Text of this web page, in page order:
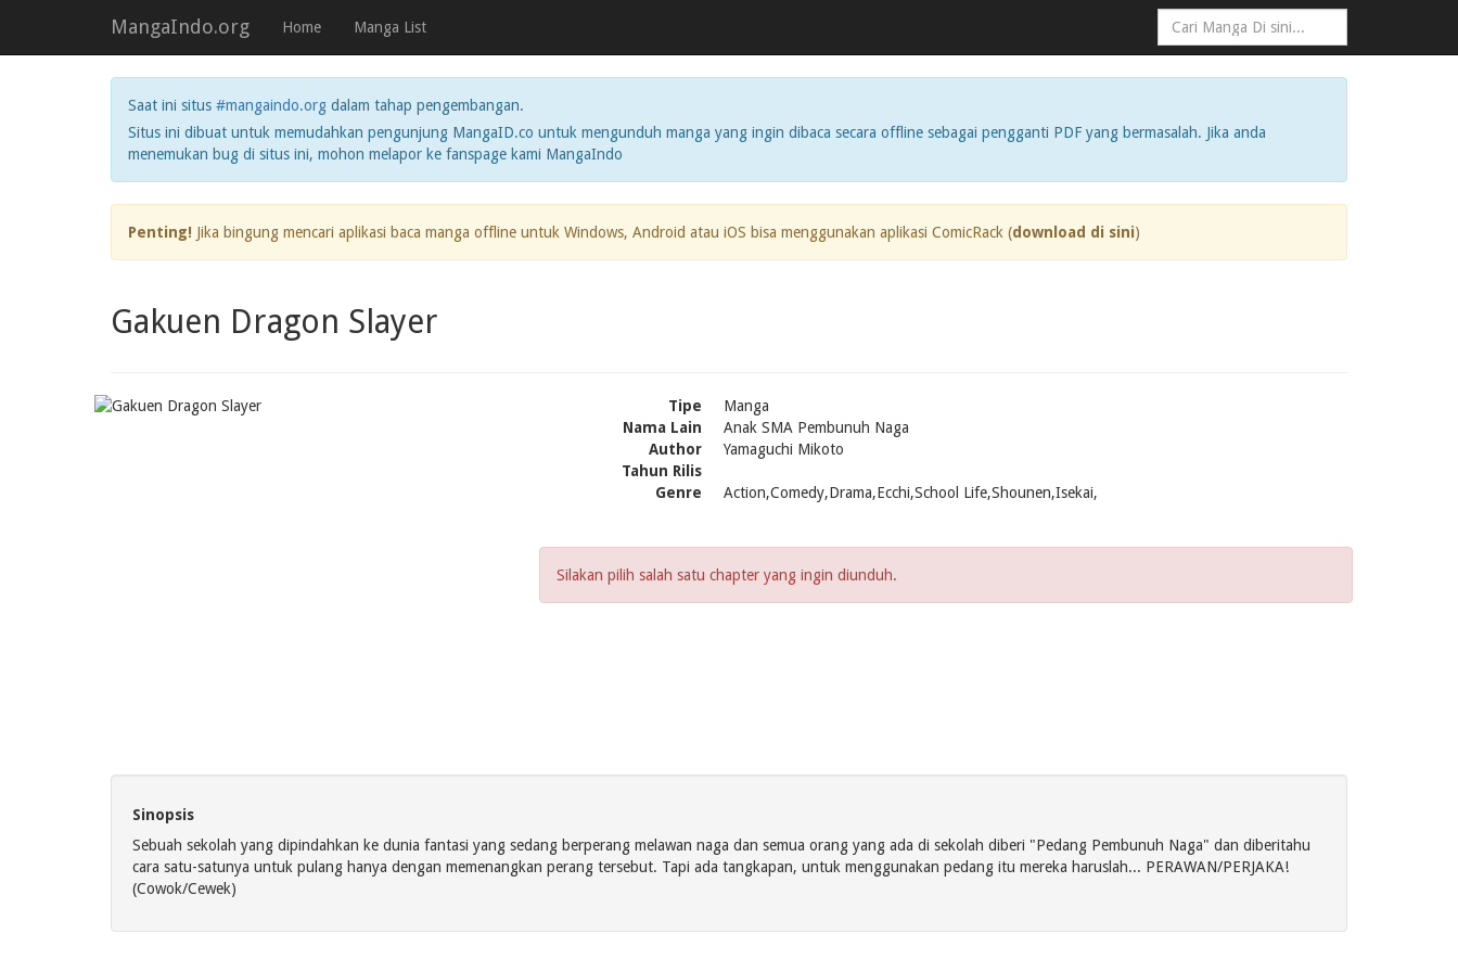
MangaIndo.org Home Manga List
Saat ini situs #mangaindo.org dalam tahap pengembangan.
Situs ini dibuat untuk memudahkan pengunjung MangaID.co untuk mengunduh manga yang ingin dibaca secara offline sebagai pengganti PDF yang bermasalah. Jika anda
menemukan bug di situs ini, mohon melapor ke fanspage kami MangaIndo
Penting! Jika bingung mencari aplikasi baca manga offline untuk Windows, Android atau iOS bisa menggunakan aplikasi ComicRack (download di sini)
Gakuen Dragon Slayer
Tipe
Manga
Nama Lain
Anak SMA Pembunuh Naga
Author
Yamaguchi Mikoto
Tahun Rilis
Genre
Action,Comedy,Drama,Ecchi,School Life,Shounen,Isekai,
Silakan pilih salah satu chapter yang ingin diunduh.
Sinopsis
Sebuah sekolah yang dipindahkan ke dunia fantasi yang sedang berperang melawan naga dan semua orang yang ada di sekolah diberi "Pedang Pembunuh Naga" dan diberitahu
cara satu-satunya untuk pulang hanya dengan memenangkan perang tersebut. Tapi ada tangkapan, untuk menggunakan pedang itu mereka haruslah... PERAWAN/PERJAKA!
(Cowok/Cewek)